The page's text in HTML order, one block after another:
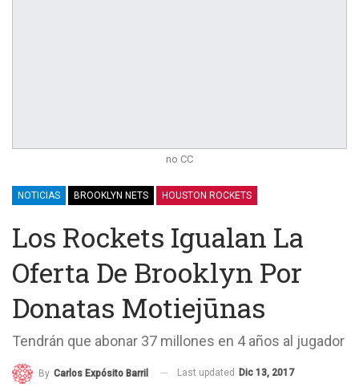
no CC
NOTICIAS BROOKLYN NETS HOUSTON ROCKETS
Los Rockets Igualan La
Oferta De Brooklyn Por
Donatas Motiejūnas
Tendrán que abonar 37 millones en 4 años al jugador
By Carlos Expósito Barril Last updated Dic 13, 2017